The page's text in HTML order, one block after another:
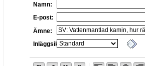
Namn:
E-post:
Ämne:
Inläggsikon: